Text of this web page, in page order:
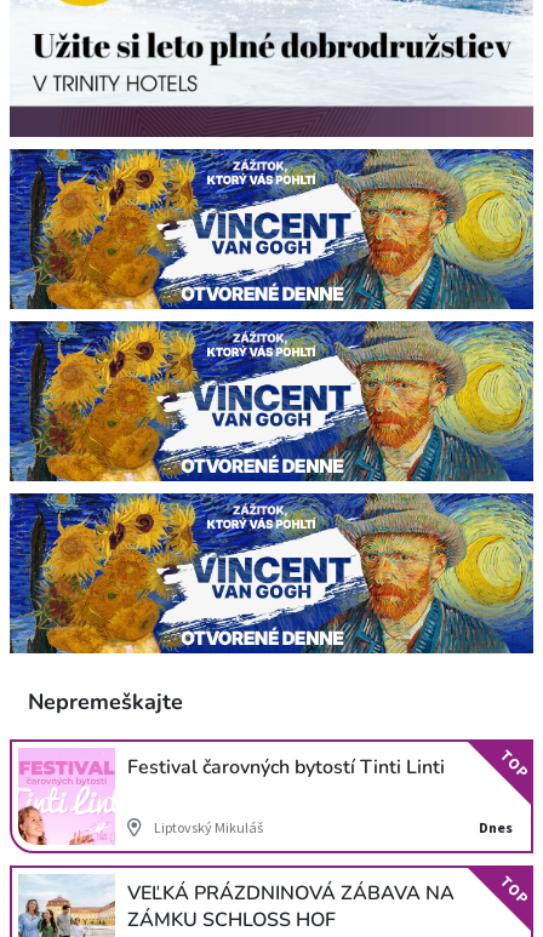
Nepremeškajte
Festival čarovných bytostí Tinti Linti
Liptovský Mikuláš Dnes
TOP
VEĽKÁ PRÁZDNINOVÁ ZÁBAVA NA
ZÁMKU SCHLOSS HOF
TOP